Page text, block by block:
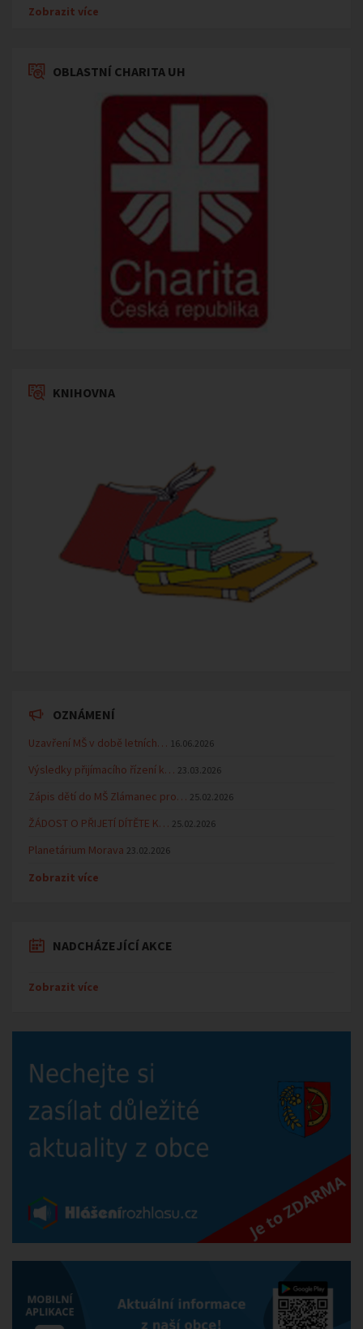
Zobrazit více
OBLASTNÍ CHARITA UH
KNIHOVNA
OZNÁMENÍ
Uzavření MŠ v době letních… 16.06.2026
Výsledky přijímacího řízení k… 23.03.2026
Zápis dětí do MŠ Zlámanec pro… 25.02.2026
ŽÁDOST O PŘIJETÍ DÍTĚTE K… 25.02.2026
Planetárium Morava 23.02.2026
Zobrazit více
NADCHÁZEJÍCÍ AKCE
Zobrazit více